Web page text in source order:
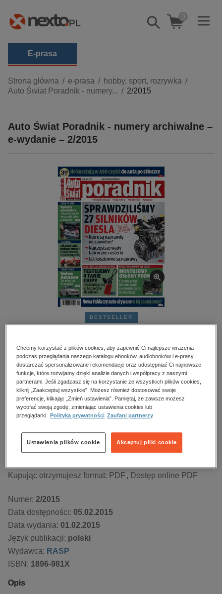
Pokaż/schowaj
wyszukiwarkę
0
E-prasa
Kategorie
Zobacz wszystkie E-prasa
biznesowe, branżowe, gospodarka
edukacja
hobby, sport, rozrywka
komputery, internet, technologie, informatyka
kobiece, lifestyle, kultura
polityka, społeczno-informacyjne
psychologiczne
popularno-naukowe
Strona główna e-prasa
hobby, sport, rozrywka
Auto Świat Poradnik - numery...
2/2015
Auto Świat Poradnik - numery archiwalne –
e-wydanie – 2/2015
Przeczytaj fragment
BESTSELLER
wydanie – 2/2015
Numery archiwalne
Spis treści
Ocena:
Oceń produkt
Numer: 2/2015
Data dostępności: 05.02.2015
Data wydania: 01.02.2015
Język publikacji: polski
Wydawca: RASP
ISBN: 1896-981X
Kupując otrzymujesz format: PDF Dostęp online PDF
Opis
Chcemy korzystać z plików cookies, aby zapewnić Ci najlepsze wrażenia
podczas przeglądania naszego katalogu ebooków, audiobooków i e-prasy,
dostarczać spersonalizowane rekomendacje oraz udostępniać Ci najnowsze
funkcje, które rozwijamy dzięki analizie danych i współpracy z naszymi
partnerami. Jeśli zgadzasz się na korzystanie ze wszystkich plików cookies,
kliknij „Zaakceptuj wszystkie”. Możesz również dostosować swoje
preferencje, klikając „Zmień ustawienia”. Pamiętaj, że zawsze możesz
wycofać swoją zgodę, zmieniając ustawienia cookies lub
przeglądarki.
Polityka prywatności Zaufani partnerzy
Akceptuj pliki cookie
Ustawienia plików cookie